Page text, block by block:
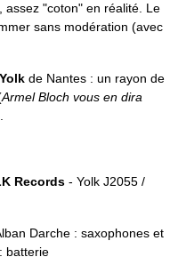
assez "coton" en réalité. Le
sans modération (avec
Yolk de Nantes : un rayon de
Armel Bloch vous en dira
Records - Yolk J2055 /
Darche : saxophones et
batterie